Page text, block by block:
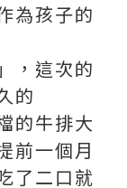
為孩子的
，這次的
的
的牛排大
前一個月
了二口就